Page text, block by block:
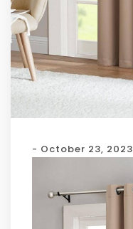
- October 23, 2023